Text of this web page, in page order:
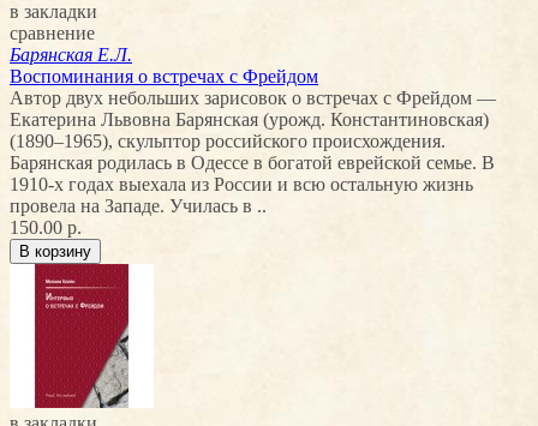
в закладки
сравнение
Барянская Е.Л.
Воспоминания о встречах с Фрейдом
Автор двух небольших зарисовок о встречах с Фрейдом —
Екатерина Львовна Барянская (урожд. Константиновская)
(1890–1965), скульптор российского происхождения.
Барянская родилась в Одессе в богатой еврейской семье. В
1910-х годах выехала из России и всю остальную жизнь
провела на Западе. Училась в ..
150.00 р.